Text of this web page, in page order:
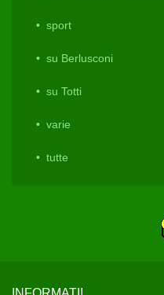
sport
su Berlusconi
su Totti
varie
tutte